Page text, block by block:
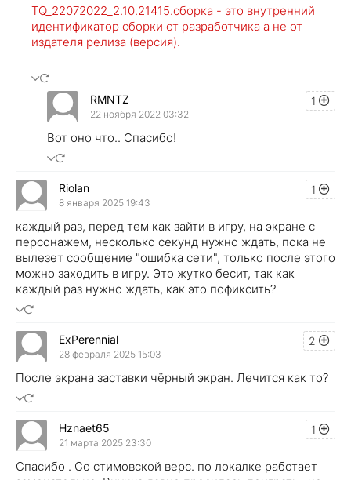
TQ_22072022_2.10.21415.сборка - это внутренний
идентификатор сборки от разработчика а не от
издателя релиза (версия).
1
RMNTZ
22 ноября 2022 03:32
Вот оно что.. Спасибо!
1
Riolan
8 января 2025 19:43
каждый раз, перед тем как зайти в игру, на экране с
персонажем, несколько секунд нужно ждать, пока не
вылезет сообщение "ошибка сети", только после этого
можно заходить в игру. Это жутко бесит, так как
каждый раз нужно ждать, как это пофиксить?
2
ExPerennial
28 февраля 2025 15:03
После экрана заставки чёрный экран. Лечится как то?
1
Hznaet65
21 марта 2025 23:30
Спасибо . Со стимовской верс. по локалке работает